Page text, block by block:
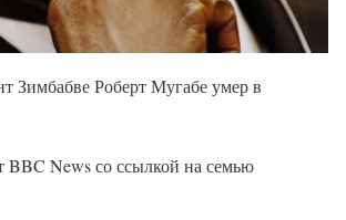
Зимбабве Роберт Мугабе умер в
BBC News со ссылкой на семью